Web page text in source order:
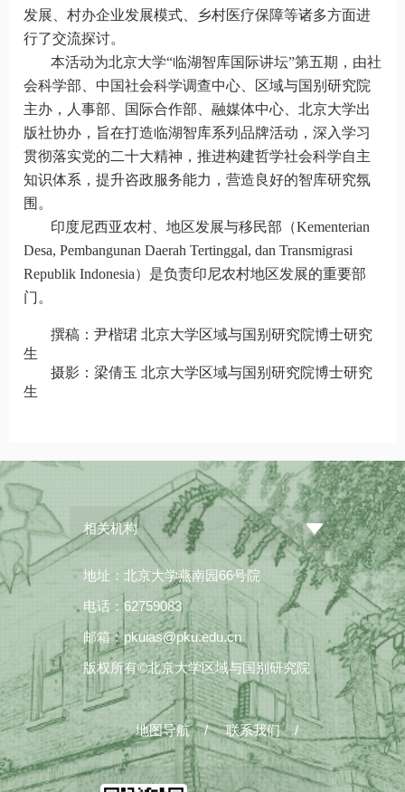
发展、村办企业发展模式、乡村医疗保障等诸多方面进
行了交流探讨。
本活动为北京大学“临湖智库国际讲坛”第五期，由社
会科学部、中国社会科学调查中心、区域与国别研究院
主办，人事部、国际合作部、融媒体中心、北京大学出
版社协办，旨在打造临湖智库系列品牌活动，深入学习
贯彻落实党的二十大精神，推进构建哲学社会科学自主
知识体系，提升咨政服务能力，营造良好的智库研究氛
围。
印度尼西亚农村、地区发展与移民部（Kementerian
Desa, Pembangunan Daerah Tertinggal, dan Transmigrasi
Republik Indonesia）是负责印尼农村地区发展的重要部
门。
撰稿：尹楷珺 北京大学区域与国别研究院博士研究
生
摄影：梁倩玉 北京大学区域与国别研究院博士研究
生
相关机构
地址：北京大学燕南园66号院
电话：62759083
邮箱：pkuias@pku.edu.cn
版权所有©北京大学区域与国别研究院
地图导航 / 联系我们 /